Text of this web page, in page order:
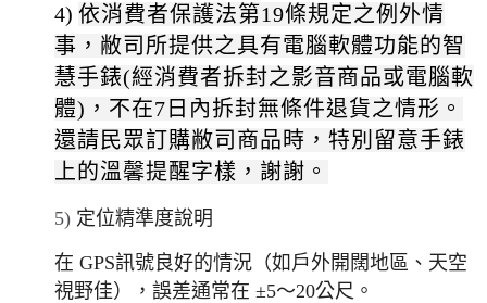
4) 依消費者保護法第19條規定之例外情
事，敝司所提供之具有電腦軟體功能的智
慧手錶(經消費者拆封之影音商品或電腦軟
體)，不在7日內拆封無條件退貨之情形。
還請民眾訂購敝司商品時，特別留意手錶
上的溫馨提醒字樣，謝謝。
5) 定位精準度說明
在 GPS訊號良好的情況（如戶外開闊地區、天空
視野佳）， 誤差通常在 ±5～20公尺。